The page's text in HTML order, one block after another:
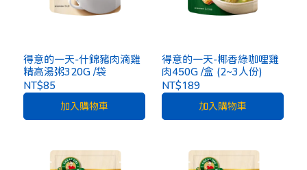
得意的一天-什錦豬肉滴雞
精高湯粥320G /袋
NT$85
加入購物車
得意的一天-椰香綠咖哩雞
肉450G /盒 (2~3人份)
NT$189
加入購物車